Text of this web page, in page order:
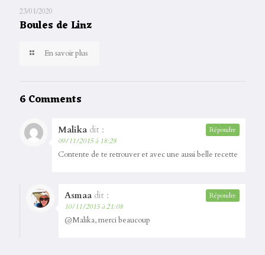
23/01/2020
Boules de Linz
En savoir plus
6 Comments
Malika dit :
09/11/2015 à 18:28
Contente de te retrouver et avec une aussi belle recette
Répondre
Asmaa dit :
10/11/2015 à 21:08
@Malika, merci beaucoup
Répondre